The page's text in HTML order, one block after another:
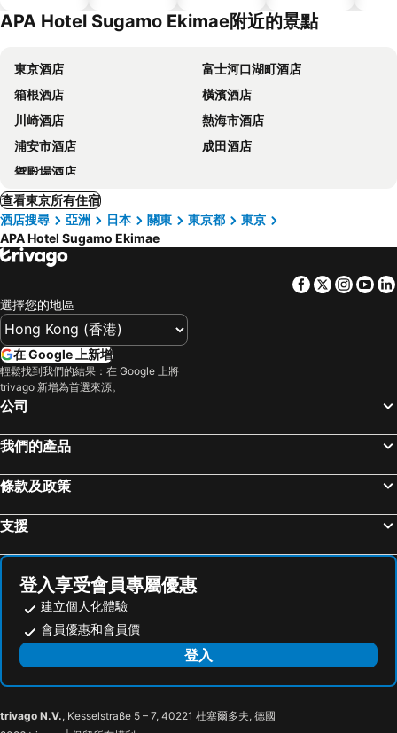
APA Hotel Sugamo Ekimae附近的景點
東京酒店
富士河口湖町酒店
箱根酒店
橫濱酒店
川崎酒店
熱海市酒店
浦安市酒店
成田酒店
禦殿場酒店
查看東京所有住宿
酒店搜尋
亞洲 日本 關東 東京都
東京
APA Hotel Sugamo Ekimae
Facebook
Twitter
選擇您的地區
在 Google 上新增
輕鬆找到我們的結果：在 Google 上將
trivago 新增為首選來源。
公司
我們的產品
條款及政策
支援
登入享受會員專屬優惠
建立個人化體驗
會員優惠和會員價
登入
trivago N.V., Kesselstraße 5 – 7, 40221 杜塞爾多夫, 德國